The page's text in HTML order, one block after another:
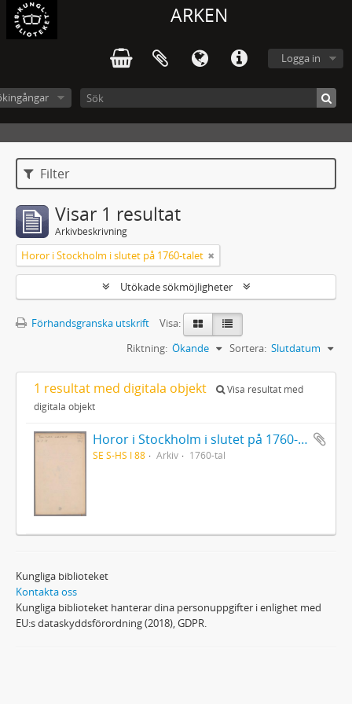
ARKEN
Logga in
Filter
Visar 1 resultat
Arkivbeskrivning
Horor i Stockholm i slutet på 1760-talet
Utökade sökmöjligheter
Förhandsgranska utskrift
Visa:
Sortera: Slutdatum
Riktning: Ökande
1 resultat med digitala objekt
Visa resultat med
digitala objekt
Horor i Stockholm i slutet på 1760-talet
SE S-HS I 88 Arkiv 1760-tal
Kungliga biblioteket
Kontakta oss
Kungliga biblioteket hanterar dina personuppgifter i enlighet med
EU:s dataskyddsförordning (2018), GDPR.